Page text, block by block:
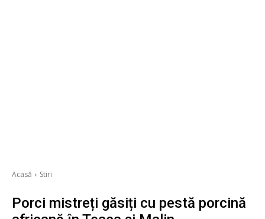
Acasă Stiri
Porci mistreți găsiți cu pestă porcină